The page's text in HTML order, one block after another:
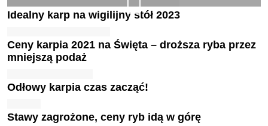
Idealny karp na wigilijny stół 2023
Ceny karpia 2021 na Święta – droższa ryba przez
mniejszą podaż
Odłowy karpia czas zacząć!
Stawy zagrożone, ceny ryb idą w górę